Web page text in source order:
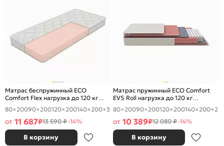
Матрас беспружинный ECO
Comfort Flex нагрузка до 120 кг
800x2000
80×20090×200120×200140×200+3
от 11 687₽13 590 ₽-14%
В корзину
Матрас пружинный ECO Comfort
EVS Roll нагрузка до 120 кг
800x2000
80×20090×200120×200140×200+2
от 10 389₽12 080 ₽-14%
В корзину